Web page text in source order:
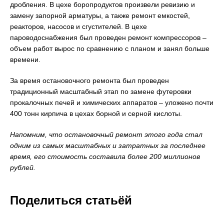
дробления. В цехе боропродуктов произвели ревизию и
замену запорной арматуры, а также ремонт емкостей,
реакторов, насосов и сгустителей. В цехе
пароводоснабжения был проведен ремонт компрессоров –
объем работ вырос по сравнению с планом и занял больше
времени.
За время остановочного ремонта был проведен
традиционный масштабный этап по замене футеровки
прокалочных печей и химических аппаратов – уложено почти
400 тонн кирпича в цехах борной и серной кислоты.
Напомним, что остановочный ремонт этого года стал
одним из самых масштабных и затратных за последнее
время, его стоимость составила более 200 миллионов
рублей.
Поделиться статьёй